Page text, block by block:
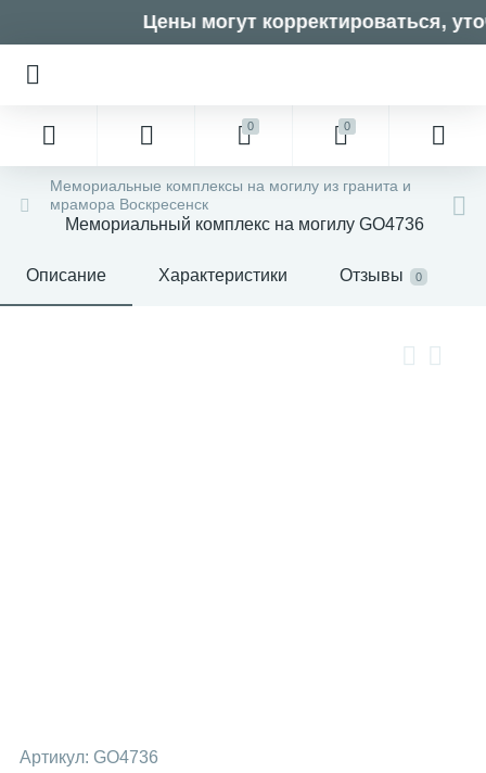
Цены могут корректироваться,
0 0
Мемориальные комплексы на могилу из гранита и
мрамора Воскресенск
Мемориальный комплекс на могилу GO4736
Описание Характеристики Отзывы 0
Артикул: GO4736